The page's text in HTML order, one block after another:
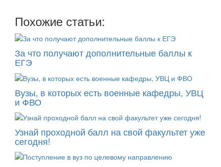
Похожие статьи:
За что получают дополнительные баллы к
ЕГЭ
Вузы, в которых есть военные кафедры, УВЦ
и ФВО
Узнай проходной балл на свой факультет уже
сегодня!